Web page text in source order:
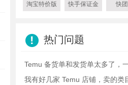
淘宝特价版 快手保证金 快
热门问题
Temu 备货单和发货单太多了，
我有好几家 Temu 店铺，卖的类